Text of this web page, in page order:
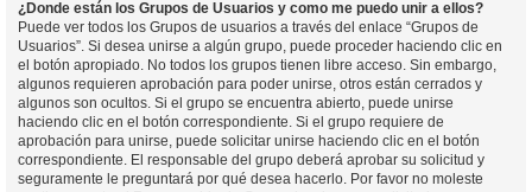
¿Donde están los Grupos de Usuarios y como me puedo unir a ellos?
Puede ver todos los Grupos de usuarios a través del enlace “Grupos de
Usuarios”. Si desea unirse a algún grupo, puede proceder haciendo clic en
el botón apropiado. No todos los grupos tienen libre acceso. Sin embargo,
algunos requieren aprobación para poder unirse, otros están cerrados y
algunos son ocultos. Si el grupo se encuentra abierto, puede unirse
haciendo clic en el botón correspondiente. Si el grupo requiere de
aprobación para unirse, puede solicitar unirse haciendo clic en el botón
correspondiente. El responsable del grupo deberá aprobar su solicitud y
seguramente le preguntará por qué desea hacerlo. Por favor no moleste